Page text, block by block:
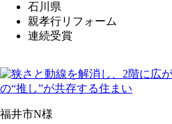
石川県
親孝行リフォーム
連続受賞
福井市N様